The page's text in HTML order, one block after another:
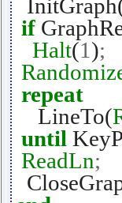
if
Halt(1 );
repeat
LineTo(
until
ReadLn;